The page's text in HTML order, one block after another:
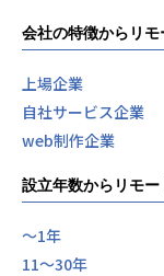
会社の特徴からリ
上場企業
自社サービス企業
web制作企業
設立年数からリモ
〜1年
11〜30年